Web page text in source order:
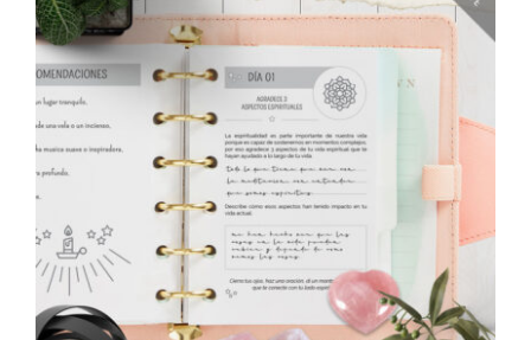
ARTÍCULOS
ACERCA
CONTACTO
Carrito